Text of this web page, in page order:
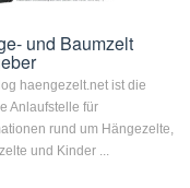
und Baumzelt
haengezelt.net ist die
Anlaufstelle für
rund um Hängezelte,
und Kinder ...